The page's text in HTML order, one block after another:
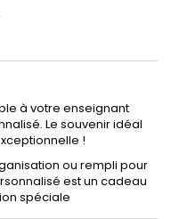
à votre enseignant
Le souvenir idéal
!
ou rempli pour
est un cadeau
spéciale